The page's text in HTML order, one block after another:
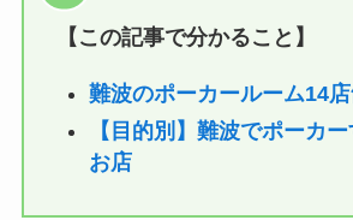
【この記事で分かること】
難波のポーカールーム14店
【目的別】難波でポーカ
お店